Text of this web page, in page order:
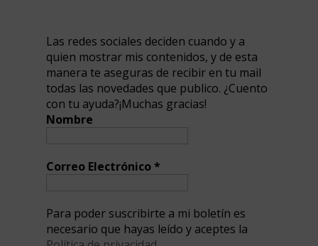
Las redes sociales deciden cuando y a
quien mostrar mis contenidos, y de esta
manera te aseguras de recibir en tu mail
todas las novedades que publico. ¿Cuento
con tu ayuda?¡Muchas gracias!
Nombre
Correo Electrónico*
Para poder suscribirte a mi boletín es
necesario que hayas leído y aceptes la